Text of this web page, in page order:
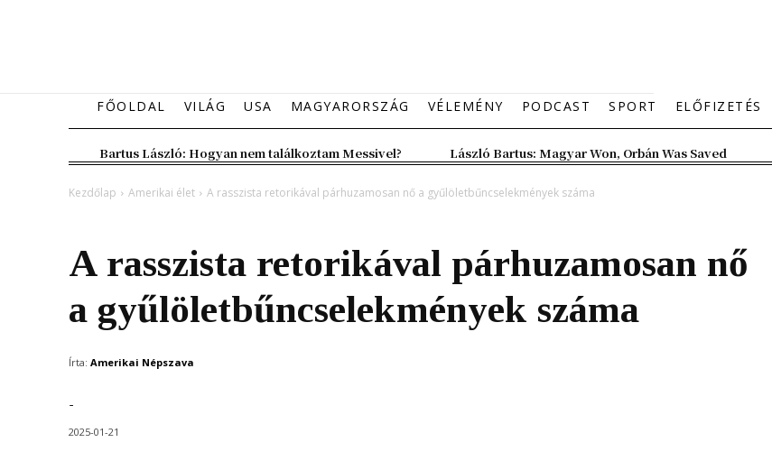
FŐOLDAL VILÁG USA MAGYARORSZÁG VÉLEMÉNY PODCAST SPORT ELŐFIZETÉS
Bartus László: Hogyan nem találkoztam Messivel? László Bartus: Magyar Won, Orbán Was Saved
Kezdőlap Amerikai élet A rasszista retorikával párhuzamosan nő a gyűlöletbűncselekmények száma
A rasszista retorikával párhuzamosan nő
a gyűlöletbűncselekmények száma
Írta: Amerikai Népszava
-
2025-01-21